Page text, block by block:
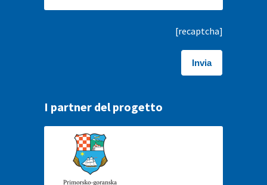
[recaptcha]
I partner del progetto